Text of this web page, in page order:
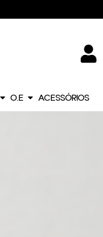
O.E ACESSÓRIOS